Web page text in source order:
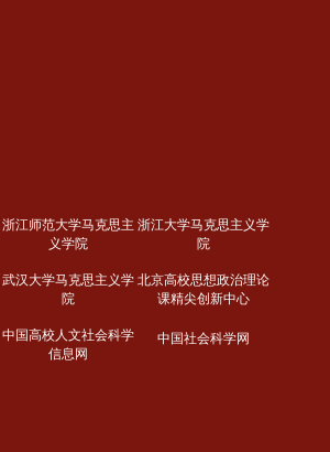
浙江师范大学马克思主
义学院
浙江大学马克思主义学
院
武汉大学马克思主义学
院
北京高校思想政治理论
课精尖创新中心
中国高校人文社会科学
信息网
中国社会科学网